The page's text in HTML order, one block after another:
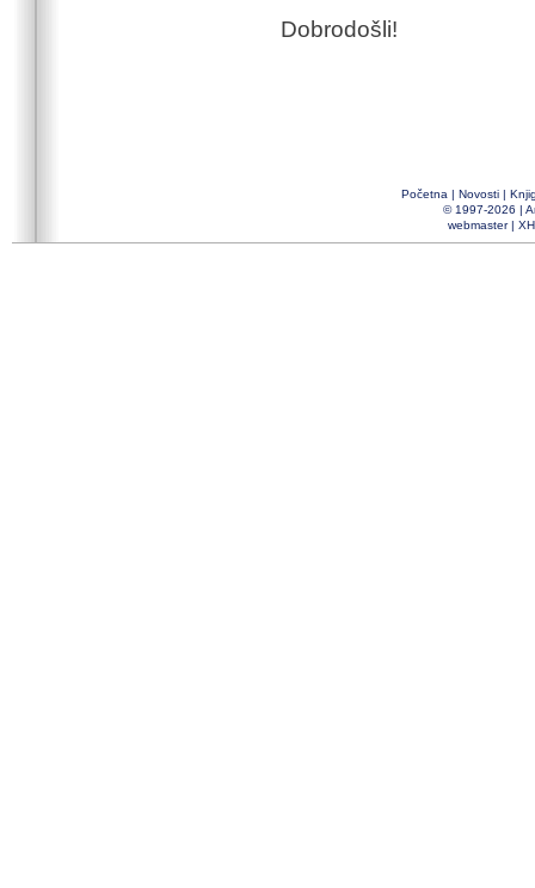
Dobrodošli!
Početna | Novosti |
© 1997-2026 |
webmaster|